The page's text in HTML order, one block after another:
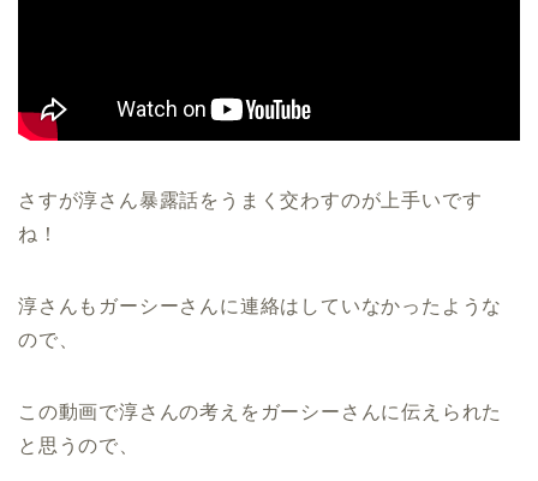
さすが淳さん暴露話をうまく交わすのが上手いです
ね！
淳さんもガーシーさんに連絡はしていなかったような
ので、
この動画で淳さんの考えをガーシーさんに伝えられた
と思うので、